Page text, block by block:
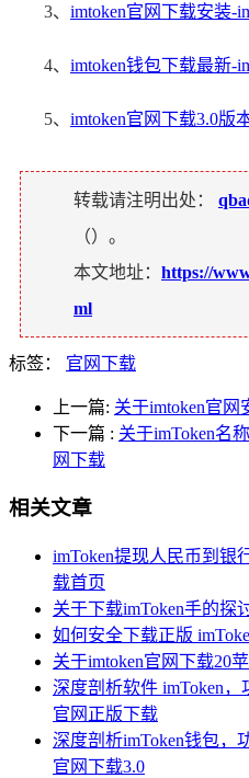
3、 imtoken官网下载安装-
4、 imtoken钱包下载最新-
5、 imtoken官网下载3.0版
转载请注明出处：
（）。
本文地址： https://
ml
标签： 官网下载
上一篇: 关于imtoken官
下一篇 : 关于imToken名
网下载
相关文章
imToken提现人民币到银
载首页
关于下载imToken手的探
如何安全下载正版
关于imtoken官网下载20
深度剖析软件 imToken
官网正版下载
深度剖析imToken钱包，
官网下载3.0